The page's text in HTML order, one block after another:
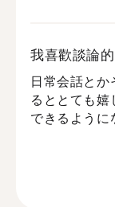
我喜歡談論
日常会話とか
るととても
できるように